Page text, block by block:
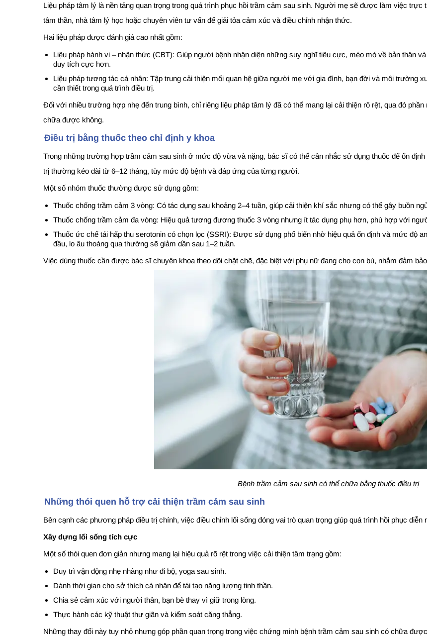
Liệu pháp tâm lý là nền tảng quan trọng trong quá trình phục hồi trầm cảm sau sinh. Người mẹ sẽ được làm việc
tâm thần, nhà tâm lý học hoặc chuyên viên tư vấn để giải tỏa cảm xúc và điều chỉnh nhận thức.
Hai liệu pháp được đánh giá cao nhất gồm:
Liệu pháp hành vi – nhận thức (CBT): Giúp người bệnh nhận diện những suy nghĩ tiêu cực, méo mó về bản thân
duy tích cực hơn.
Liệu pháp tương tác cá nhân: Tập trung cải thiện mối quan hệ giữa người mẹ với gia đình, bạn đời và môi trường
cần thiết trong quá trình điều trị.
Đối với nhiều trường hợp nhẹ đến trung bình, chỉ riêng liệu pháp tâm lý đã có thể mang lại cải thiện rõ rệt, qua đó
chữa được không.
Điều trị bằng thuốc theo chỉ định y khoa
Trong những trường hợp trầm cảm sau sinh ở mức độ vừa và nặng, bác sĩ có thể cân nhắc sử dụng thuốc để ổn
trị thường kéo dài từ 6–12 tháng, tùy mức độ bệnh và đáp ứng của từng người.
Một số nhóm thuốc thường được sử dụng gồm:
Thuốc chống trầm cảm 3 vòng: Có tác dụng sau khoảng 2–4 tuần, giúp cải thiện khí sắc nhưng có thể gây buồn
Thuốc chống trầm cảm đa vòng: Hiệu quả tương đương thuốc 3 vòng nhưng ít tác dụng phụ hơn, phù hợp với
Thuốc ức chế tái hấp thu serotonin có chọn lọc (SSRI): Được sử dụng phổ biến nhờ hiệu quả ổn định và mức độ
đầu, lo âu thoáng qua thường sẽ giảm dần sau 1–2 tuần.
Việc dùng thuốc cần được bác sĩ chuyên khoa theo dõi chặt chẽ, đặc biệt với phụ nữ đang cho con bú, nhằm đảm
Bệnh trầm cảm sau sinh có thể chữa bằng thuốc điều trị
Những thói quen hỗ trợ cải thiện trầm cảm sau sinh
Bên cạnh các phương pháp điều trị chính, việc điều chỉnh lối sống đóng vai trò quan trọng giúp quá trình hồi phục diễn
Xây dựng lối sống tích cực
Một số thói quen đơn giản nhưng mang lại hiệu quả rõ rệt trong việc cải thiện tâm trạng gồm:
Duy trì vận động nhẹ nhàng như đi bộ, yoga sau sinh.
Dành thời gian cho sở thích cá nhân để tái tạo năng lượng tinh thần.
Chia sẻ cảm xúc với người thân, bạn bè thay vì giữ trong lòng.
Thực hành các kỹ thuật thư giãn và kiểm soát căng thẳng.
Những thay đổi này tuy nhỏ nhưng góp phần quan trọng trong việc chứng minh bệnh trầm cảm sau sinh có chữa